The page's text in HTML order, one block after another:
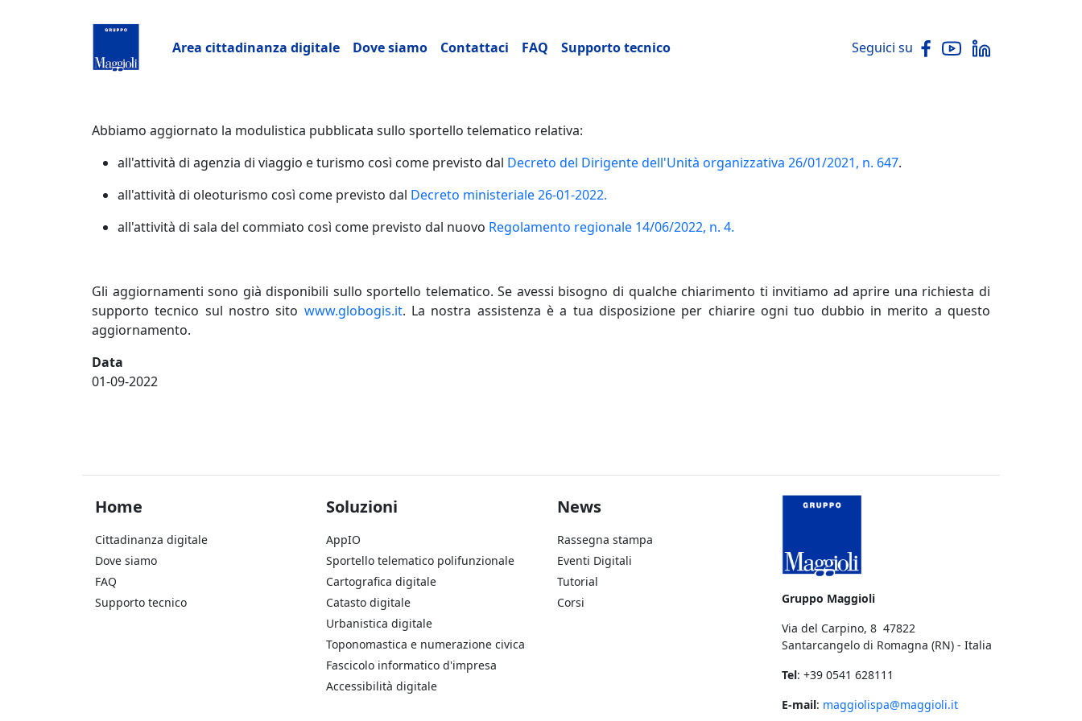
Navigazione principale
Area cittadinanza digitale Dove siamo Contattaci FAQ Supporto tecnico Seguici su
Abbiamo aggiornato la modulistica pubblicata sullo sportello telematico relativa:
all'attività di agenzia di viaggio e turismo così come previsto dal Decreto del Dirigente dell'Unità organizzativa 26/01/2021, n. 647.
all'attività di oleoturismo così come previsto dal Decreto ministeriale 26-01-2022.
all'attività di sala del commiato così come previsto dal nuovo Regolamento regionale 14/06/2022, n. 4.
Gli aggiornamenti sono già disponibili sullo sportello telematico. Se avessi bisogno di qualche chiarimento ti invitiamo ad aprire una richiesta di
supporto tecnico sul nostro sito www.globogis.it. La nostra assistenza è a tua disposizione per chiarire ogni tuo dubbio in merito a questo
aggiornamento.
Data
01-09-2022
Footer Home
Home
Cittadinanza digitale
Dove siamo
FAQ
Supporto tecnico
Footer Soluzioni
Soluzioni
AppIO
Sportello telematico polifunzionale
Cartografica digitale
Catasto digitale
Urbanistica digitale
Toponomastica e numerazione civica
Fascicolo informatico d'impresa
Accessibilità digitale
Footer Azienda
News
Rassegna stampa
Eventi Digitali
Tutorial
Corsi
Gruppo Maggioli
Via del Carpino, 8 47822
Santarcangelo di Romagna (RN) - Italia
Tel: +39 0541 628111
E-mail: maggiolispa@maggioli.it